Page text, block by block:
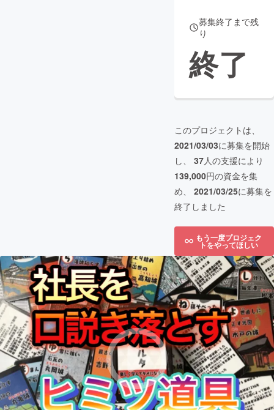
募集終了まで残
り
終了
このプロジェクトは、
2021/03/03に募集を開始
し、 37人の支援により
139,000円の資金を集
め、 2021/03/25に募集を
終了しました
もう一度プロジェク
トをやってほしい